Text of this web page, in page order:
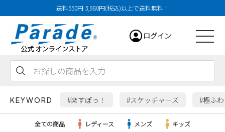
送料550円 3,980円(税込)以上で送料無料！
ログイン
KEYWORD #楽すぽっ！ #スケッチャーズ #極ふ
全ての商品 レディース メンズ キッズ